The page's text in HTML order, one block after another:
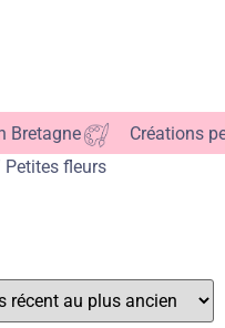
Créations
fleurs